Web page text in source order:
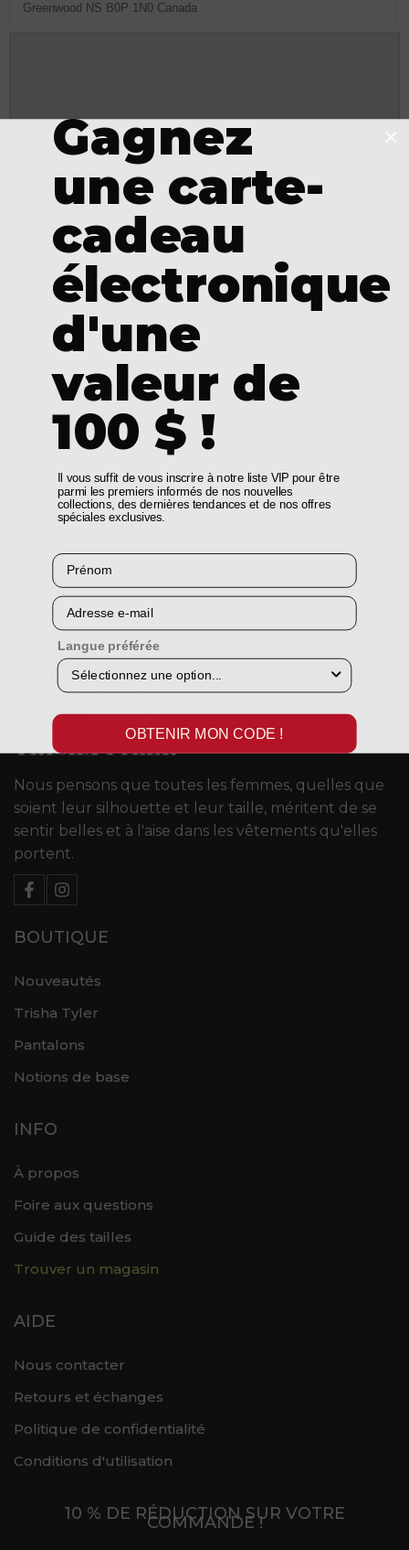
Greenwood NS B0P 1N0 Canada
Carleton QC G0C 1J0 Canada
Nous pensons que toutes les femmes, quelles que
soient leur silhouette et leur taille, méritent de se
sentir belles et à l'aise dans les vêtements qu'elles
portent.
BOUTIQUE
Nouveautés
Trisha Tyler
Pantalons
Notions de base
INFO
À propos
Foire aux questions
Guide des tailles
Trouver un magasin
AIDE
Nous contacter
Retours et échanges
Politique de confidentialité
Conditions d'utilisation
10 % DE RÉDUCTION SUR VOTRE
COMMANDE !
Gagnez
une carte-
cadeau
électronique
d'une
valeur de
100 $ !
Il vous suffit de vous inscrire à notre liste VIP pour être
parmi les premiers informés de nos nouvelles
collections, des dernières tendances et de nos offres
spéciales exclusives.
Prénom
Courriel
Langue préférée
OBTENIR MON CODE !